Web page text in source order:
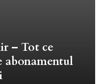
– Tot ce
abonamentul